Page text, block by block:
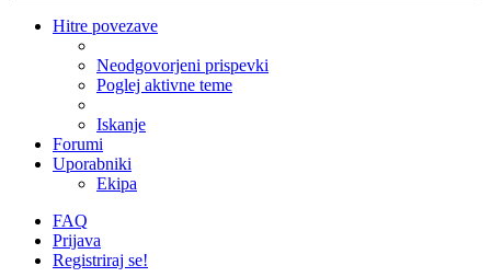
Hitre povezave
Neodgovorjeni prispevki
Poglej aktivne teme
Iskanje
Forumi
Uporabniki
Ekipa
FAQ
Prijava
Registriraj se!